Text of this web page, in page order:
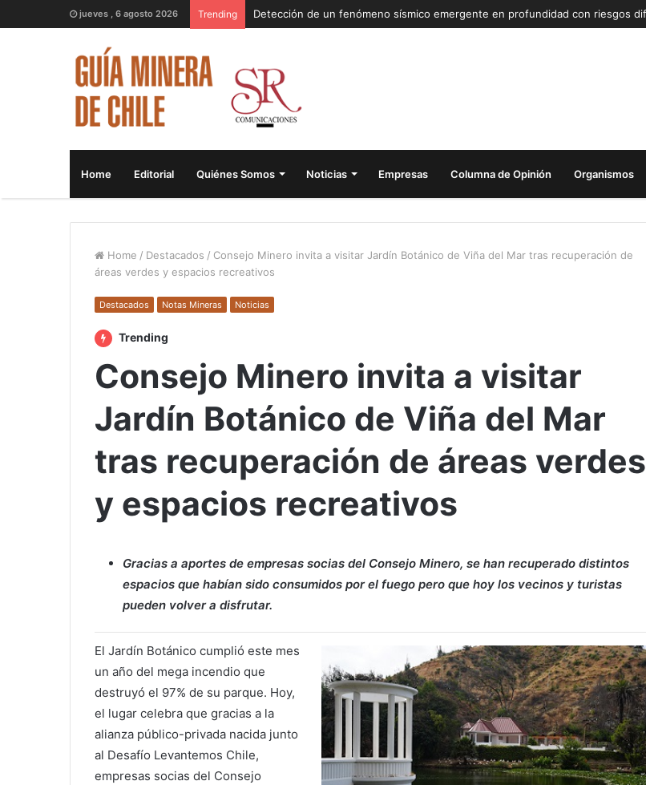
jueves , 6 agosto 2026 Trending
Home Editorial Quiénes Somos Noticias Empresas Columna de Opinión Organismos
Home / Destacados / Consejo Minero invita a visitar Jardín Botánico de Viña del Mar tras recuperación de
áreas verdes y espacios recreativos
Destacados Notas Mineras Noticias
Trending
Consejo Minero invita a visitar
Jardín Botánico de Viña del Mar
tras recuperación de áreas verdes
y espacios recreativos
Gracias a aportes de empresas socias del Consejo Minero, se han recuperado distintos
espacios que habían sido consumidos por el fuego pero que hoy los vecinos y turistas
pueden volver a disfrutar.
El Jardín Botánico cumplió este mes
un año del mega incendio que
destruyó el 97% de su parque. Hoy,
el lugar celebra que gracias a la
alianza público-privada nacida junto
al Desafío Levantemos Chile,
empresas socias del Consejo